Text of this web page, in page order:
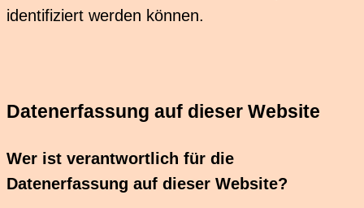
identifiziert werden können.
Datenerfassung auf dieser Website
Wer ist verantwortlich für die
Datenerfassung auf dieser Website?